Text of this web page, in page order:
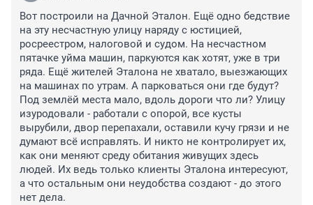
Вот построили на Дачной Эталон. Ещё одно бедствие
на эту несчастную улицу наряду с юстицией,
росреестром, налоговой и судом. На несчастном
пятачке уйма машин, паркуются как хотят, уже в три
ряда. Ещё жителей Эталона не хватало, выезжающих
на машинах по утрам. А парковаться они где будут?
Под землёй места мало, вдоль дороги что ли? Улицу
изуродовали - работали с опорой, все кусты
вырубили, двор перепахали, оставили кучу грязи и не
думают всё исправлять. И никто не контролирует их,
как они меняют среду обитания живущих здесь
людей. Их ведь только клиенты Эталона интересуют,
а что остальным они неудобства создают - до этого
нет дела.